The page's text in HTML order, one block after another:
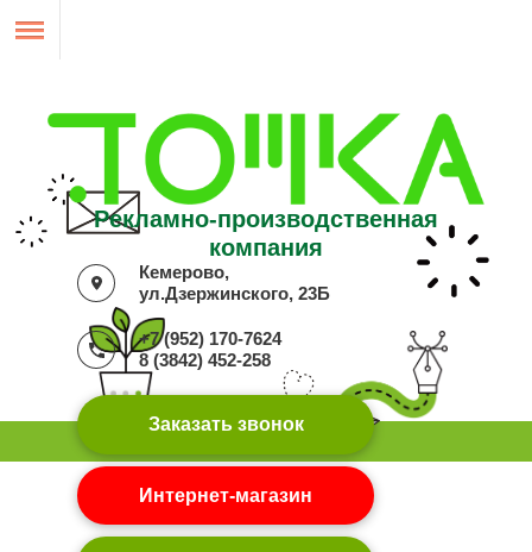
Рекламно-производственная
компания
Кемерово,
ул.Дзержинского, 23Б
+7 (952) 170-7624
8 (3842) 452-258
Заказать звонок
Интернет-магазин